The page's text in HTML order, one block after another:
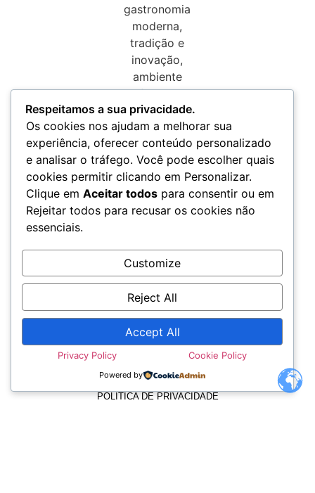
TERMOS E CONDIÇÕES
POLÍTICA DE PRIVACIDADE
Respeitamos a sua privacidade.
Os cookies nos ajudam a melhorar sua
experiência, oferecer conteúdo personalizado
e analisar o tráfego. Você pode escolher quais
cookies permitir clicando em Personalizar.
Clique em Aceitar todos para consentir ou em
Rejeitar todos para recusar os cookies não
essenciais.
Customize
Reject All
Accept All
Privacy Policy Cookie Policy
Powered by